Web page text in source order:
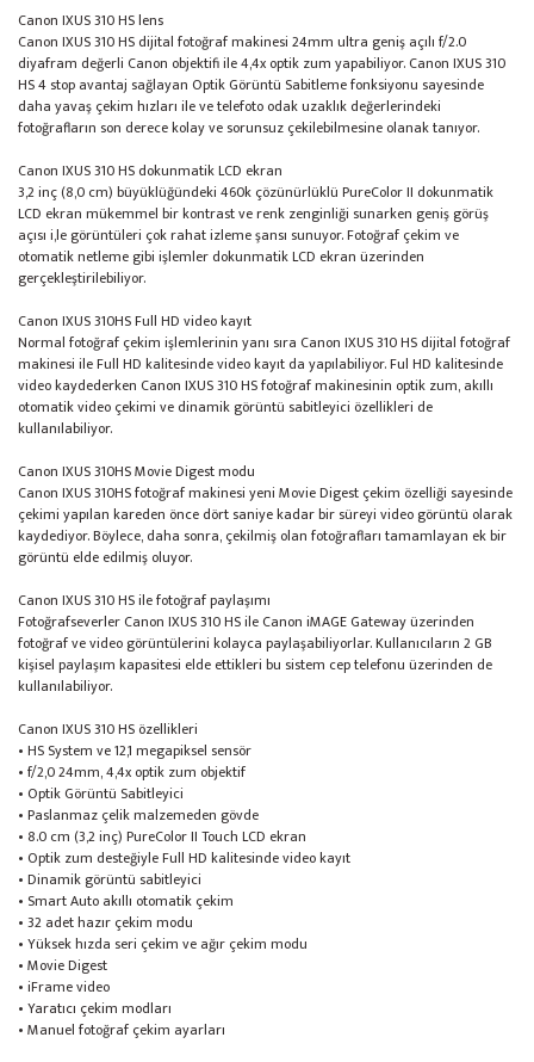
Canon IXUS 310 HS lens
Canon IXUS 310 HS dijital fotoğraf makinesi 24mm ultra geniş açılı f/2.0
diyafram değerli Canon objektifi ile 4,4x optik zum yapabiliyor. Canon IXUS 310
HS 4 stop avantaj sağlayan Optik Görüntü Sabitleme fonksiyonu sayesinde
daha yavaş çekim hızları ile ve telefoto odak uzaklık değerlerindeki
fotoğrafların son derece kolay ve sorunsuz çekilebilmesine olanak tanıyor.
Canon IXUS 310 HS dokunmatik LCD ekran
3,2 inç (8,0 cm) büyüklüğündeki 460k çözünürlüklü PureColor II dokunmatik
LCD ekran mükemmel bir kontrast ve renk zenginliği sunarken geniş görüş
açısı i,le görüntüleri çok rahat izleme şansı sunuyor. Fotoğraf çekim ve
otomatik netleme gibi işlemler dokunmatik LCD ekran üzerinden
gerçekleştirilebiliyor.
Canon IXUS 310HS Full HD video kayıt
Normal fotoğraf çekim işlemlerinin yanı sıra Canon IXUS 310 HS dijital fotoğraf
makinesi ile Full HD kalitesinde video kayıt da yapılabiliyor. Ful HD kalitesinde
video kaydederken Canon IXUS 310 HS fotoğraf makinesinin optik zum, akıllı
otomatik video çekimi ve dinamik görüntü sabitleyici özellikleri de
kullanılabiliyor.
Canon IXUS 310HS Movie Digest modu
Canon IXUS 310HS fotoğraf makinesi yeni Movie Digest çekim özelliği sayesinde
çekimi yapılan kareden önce dört saniye kadar bir süreyi video görüntü olarak
kaydediyor. Böylece, daha sonra, çekilmiş olan fotoğrafları tamamlayan ek bir
görüntü elde edilmiş oluyor.
Canon IXUS 310 HS ile fotoğraf paylaşımı
Fotoğrafseverler Canon IXUS 310 HS ile Canon iMAGE Gateway üzerinden
fotoğraf ve video görüntülerini kolayca paylaşabiliyorlar. Kullanıcıların 2 GB
kişisel paylaşım kapasitesi elde ettikleri bu sistem cep telefonu üzerinden de
kullanılabiliyor.
Canon IXUS 310 HS özellikleri
• HS System ve 12,1 megapiksel sensör
• f/2,0 24mm, 4,4x optik zum objektif
• Optik Görüntü Sabitleyici
• Paslanmaz çelik malzemeden gövde
• 8.0 cm (3,2 inç) PureColor II Touch LCD ekran
• Optik zum desteğiyle Full HD kalitesinde video kayıt
• Dinamik görüntü sabitleyici
• Smart Auto akıllı otomatik çekim
• 32 adet hazır çekim modu
• Yüksek hızda seri çekim ve ağır çekim modu
• Movie Digest
• iFrame video
• Yaratıcı çekim modları
• Manuel fotoğraf çekim ayarları